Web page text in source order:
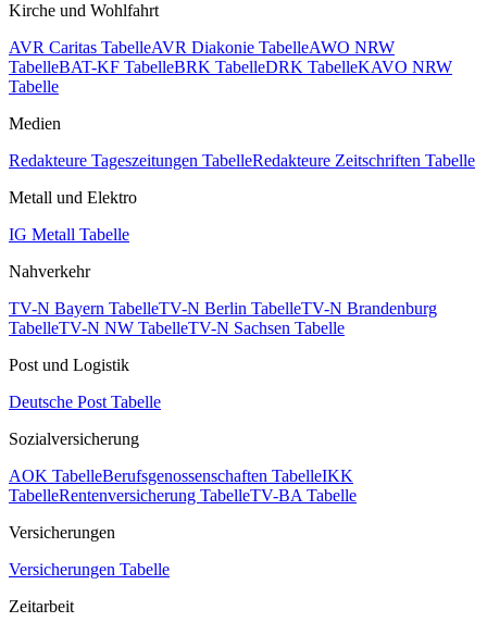
Kirche und Wohlfahrt
AVR Caritas TabelleAVR Diakonie TabelleAWO NRW
TabelleBAT-KF TabelleBRK TabelleDRK TabelleKAVO NRW
Tabelle
Medien
Redakteure Tageszeitungen TabelleRedakteure Zeitschriften Tabelle
Metall und Elektro
IG Metall Tabelle
Nahverkehr
TV-N Bayern TabelleTV-N Berlin TabelleTV-N Brandenburg
TabelleTV-N NW TabelleTV-N Sachsen Tabelle
Post und Logistik
Deutsche Post Tabelle
Sozialversicherung
AOK TabelleBerufsgenossenschaften TabelleIKK
TabelleRentenversicherung TabelleTV-BA Tabelle
Versicherungen
Versicherungen Tabelle
Zeitarbeit